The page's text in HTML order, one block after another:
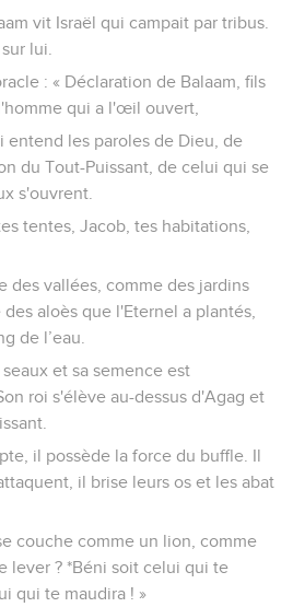
vit Israël qui campait par tribus.
lui.
: « Déclaration de Balaam, fils
qui a l'œil ouvert,
entend les paroles de Dieu, de
du Tout-Puissant, de celui qui se
s'ouvrent.
tentes, Jacob, tes habitations,
des vallées, comme des jardins
aloès que l'Eternel a plantés,
de l’eau.
et sa semence est
roi s'élève au-dessus d'Agag et
il possède la force du buffle. Il
il brise leurs os et les abat
couche comme un lion, comme
lever ? *Béni soit celui qui te
qui te maudira ! »